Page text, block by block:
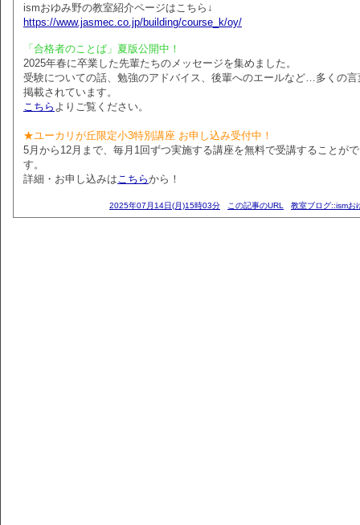
ismおゆみ野の教室紹介ページはこちら↓
https://www.jasmec.co.jp/building/course_k/oy/
「合格者のことば」夏版公開中！
2025年春に卒業した先輩たちのメッセージを集めました。
受験についての話、勉強のアドバイス、後輩へのエールなど…多くの言
掲載されています。
こちら よりご覧ください。
★ユーカリが丘限定小3特別講座 お申し込み受付中！
5月から12月まで、毎月1回ずつ実施する講座を無料で受講することが
す。
詳細・お申し込みはこちらから！
2025年07月14日(月)15時03分 この記事のURL 教室ブログ::ismお